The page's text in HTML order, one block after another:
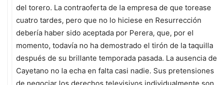
del torero. La contraoferta de la empresa de que torease
cuatro tardes, pero que no lo hiciese en Resurrección
debería haber sido aceptada por Perera, que, por el
momento, todavía no ha demostrado el tirón de la taquilla
después de su brillante temporada pasada. La ausencia de
Cayetano no la echa en falta casi nadie. Sus pretensiones